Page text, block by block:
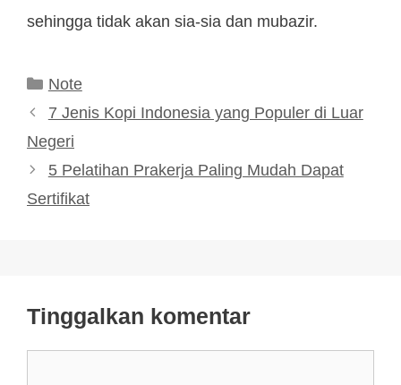
sehingga tidak akan sia-sia dan mubazir.
Kategori
Note
7 Jenis Kopi Indonesia yang Populer di Luar
Negeri
5 Pelatihan Prakerja Paling Mudah Dapat
Sertifikat
Tinggalkan komentar